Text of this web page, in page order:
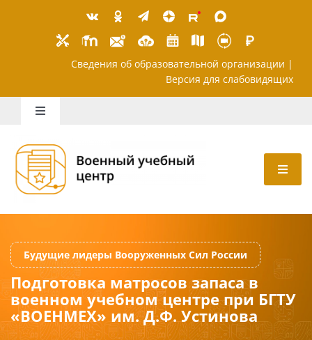
Сведения об образовательной
Toggle
Школьникам
Абитуриентам
Студентам
Преподавателям
Слушателям
Будущие лидеры Вооруженных Сил России
Подготовка матросов запаса в
военном учебном центре при БГТУ
«ВОЕНМЕХ» им. Д.Ф. Устинова